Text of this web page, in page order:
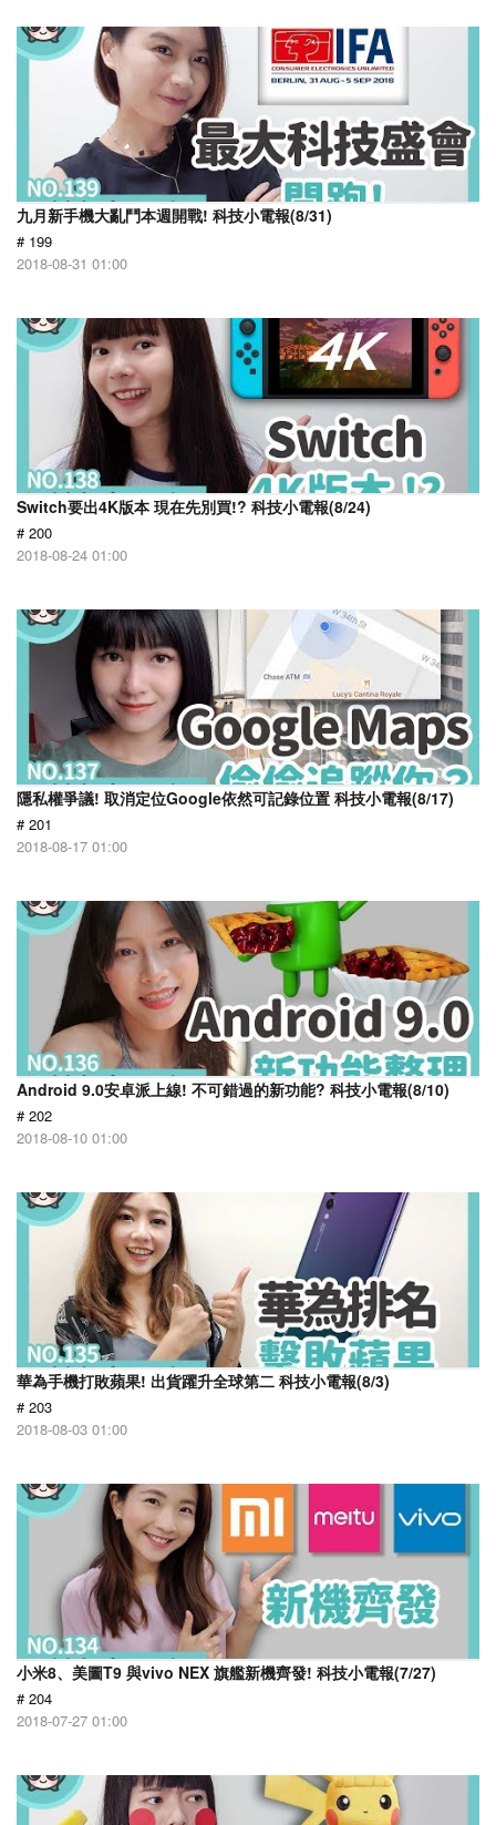
九月新手機大亂鬥本週開戰! 科技小電報(8/31)
# 199
2018-08-31 01:00
Switch要出4K版本 現在先別買!? 科技小電報(8/24)
# 200
2018-08-24 01:00
隱私權爭議! 取消定位Google依然可記錄位置 科技小電報(8/17)
# 201
2018-08-17 01:00
Android 9.0安卓派上線! 不可錯過的新功能? 科技小電報(8/10)
# 202
2018-08-10 01:00
華為手機打敗蘋果! 出貨躍升全球第二 科技小電報(8/3)
# 203
2018-08-03 01:00
小米8、美圖T9 與vivo NEX 旗艦新機齊發! 科技小電報(7/27)
# 204
2018-07-27 01:00